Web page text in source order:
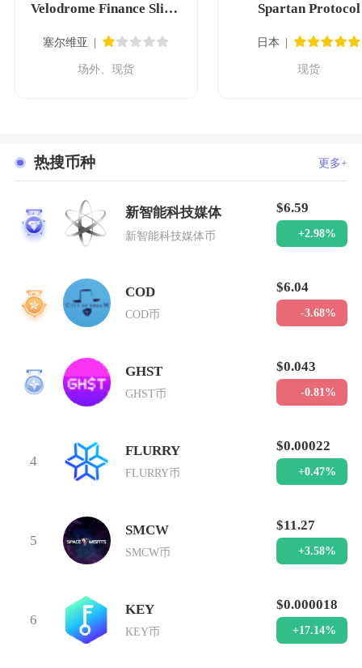
Velodrome Finance Slipstream
塞尔维亚
场外、现货
Spartan Protocol
日本
现货
热搜币种 更多+
1
新智能科技媒体
新智能科技媒体币
$6.59
+2.98%
2
COD
COD币
$6.04
-3.68%
3
GHST
GHST币
$0.043
-0.81%
4
FLURRY
FLURRY币
$0.00022
+0.47%
5
SMCW
SMCW币
$11.27
+3.58%
6
KEY
KEY币
$0.000018
+17.14%